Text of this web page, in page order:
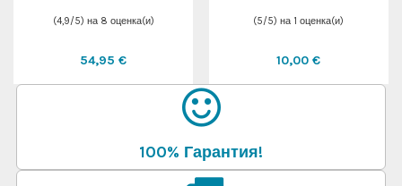
(4,9/5) на 8 оценка(и)
54,95 €
(5/5) на 1 оценка(и)
10,00 €
100% Гарантия!